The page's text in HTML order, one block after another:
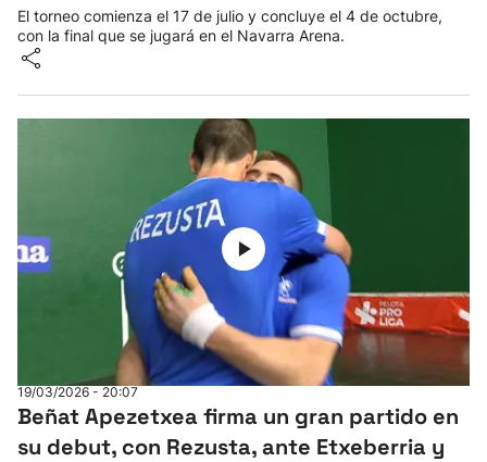
El torneo comienza el 17 de julio y concluye el 4 de octubre,
con la final que se jugará en el Navarra Arena.
19/03/2026 - 20:07
Beñat Apezetxea firma un gran partido en
su debut, con Rezusta, ante Etxeberria y